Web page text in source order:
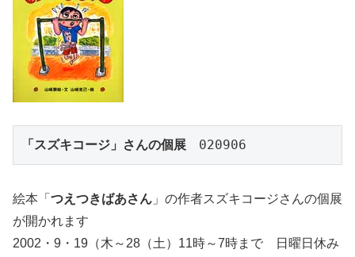
「スズキコージ」さんの個展 020906
絵本「 つえつきばあさん 」の作者スズキコージさんの個展
が開かれます
2002・9・19（木～28（土）11時～7時まで 日曜日休み